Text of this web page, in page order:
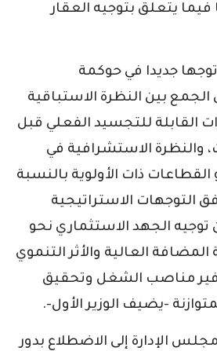
يتعلق بتوجيه العقار
جديدا في حوكمة
الجمع بين النظرة الاستباقية
القابلة للتجسيد الفعلي قبل
والنظرة الاستشرافية في
القطاعات ذات الأولوية بالنسبة
التوجهات الاستراتيجية
الجهد الاستثماري نحو
العالية والأثر التنموي
مناصب الشغل وتحقيق
-يضيف الوزير الأول-.
مجلس الإدارة إلى الاضطلاع بدور